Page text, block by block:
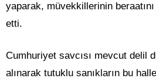
yaparak, müvekkillerinin
etti.
Cumhuriyet savcısı mevcut delil
alınarak tutuklu sanıkların bu